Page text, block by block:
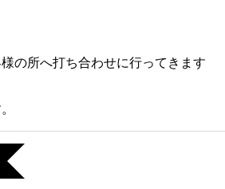
の所へ打ち合わせに行ってきます